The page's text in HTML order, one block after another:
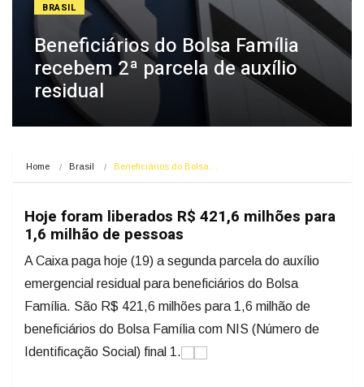
BRASIL
Beneficiários do Bolsa Família
recebem 2ª parcela de auxílio
residual
Home Brasil Beneficiários do Bolsa…
Hoje foram liberados R$ 421,6 milhões para
1,6 milhão de pessoas
A Caixa paga hoje (19) a segunda parcela do auxílio
emergencial residual para beneficiários do Bolsa
Família. São R$ 421,6 milhões para 1,6 milhão de
beneficiários do Bolsa Família com NIS (Número de
Identificação Social) final 1.